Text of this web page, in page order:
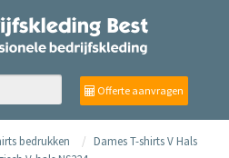
Offerte aanvragen
bedrukken
Dames T-shirts V Hals